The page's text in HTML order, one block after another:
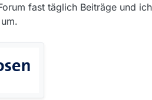
fast täglich Beiträge und